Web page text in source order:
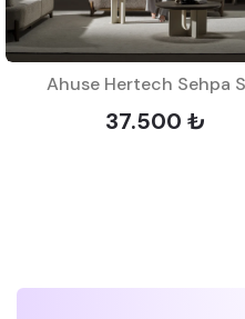
Ahuse Hertech Sehpa
37.500 ₺